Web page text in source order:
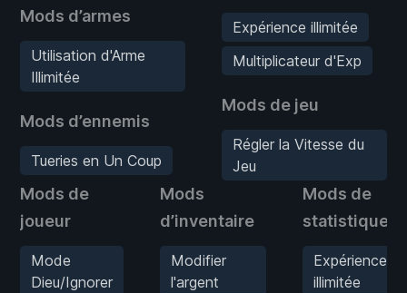
Mods d’armes
Utilisation d'Arme
Illimitée
Mods d’ennemis
Tueries en Un Coup
Expérience illimitée
Multiplicateur d'Exp
Mods de jeu
Régler la Vitesse du
Jeu
Mods de
joueur
Mode
Dieu/Ignorer
Mods
d’inventaire
Modifier
l'argent
Mods de
statistiques
Expérience
illimitée